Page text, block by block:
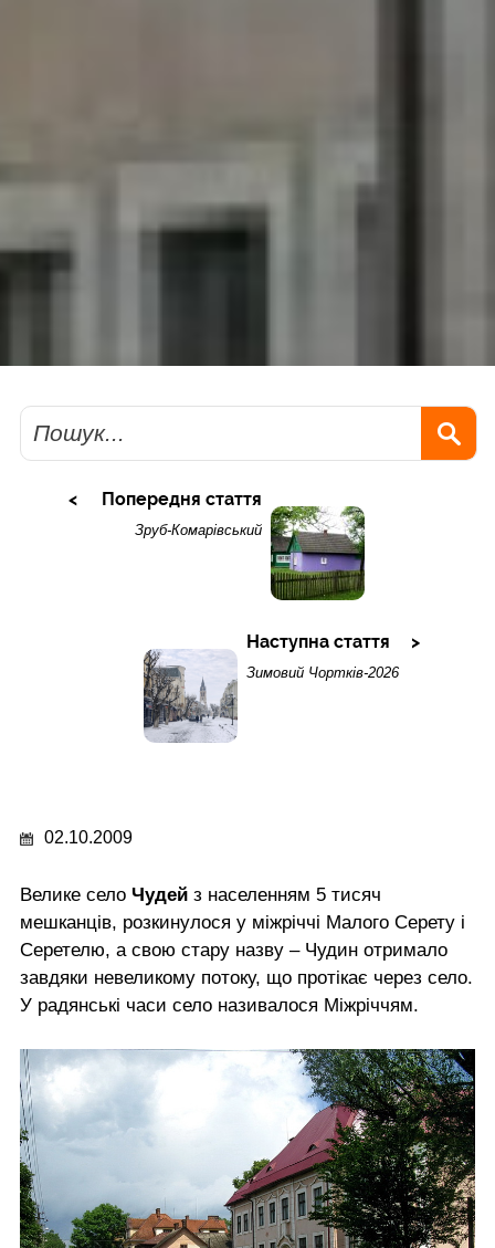
Пошук
Попередня стаття
Зруб-Комарівський
Наступна стаття
Зимовий Чортків-2026
02.10.2009
Велике село Чудей з населенням 5 тисяч
мешканців, розкинулося у міжріччі Малого Серету і
Серетелю, а свою стару назву – Чудин отримало
завдяки невеликому потоку, що протікає через село.
У радянські часи село називалося Міжріччям.